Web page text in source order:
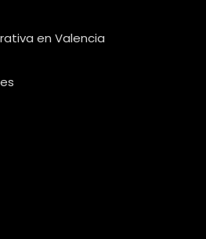
en Valencia